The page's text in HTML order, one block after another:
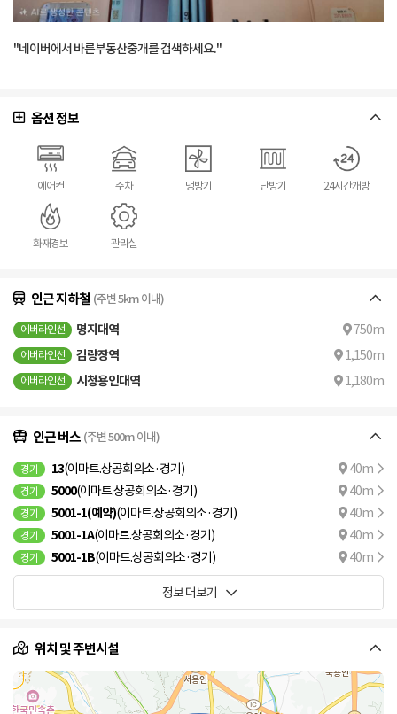
"네이버에서 바른부동산중개를 검색하세요."
옵션 정보
에어컨 주차 냉방기 난방기 24시간개방
화재경보 관리실
인근 지하철 (주변 5km 이내)
에버라인선 명지대역 750m
에버라인선 김량장역 1,150m
에버라인선 시청용인대역 1,180m
인근 버스 (주변 500m 이내)
경기 13(이마트.상공회의소·경기) 40m
경기 5000(이마트.상공회의소·경기) 40m
경기 5001-1(예약)(이마트.상공회의소·경기) 40m
경기 5001-1A(이마트.상공회의소·경기) 40m
경기 5001-1B(이마트.상공회의소·경기) 40m
정보 더보기
위치 및 주변시설